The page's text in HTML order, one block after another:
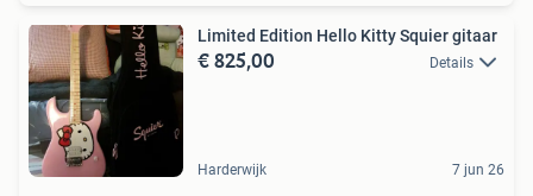
Limited Edition Hello Kitty Squier gitaar
€ 825,00 Details
Harderwijk 7 jun 26